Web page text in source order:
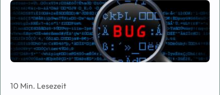
Image
10 Min. Lesezeit